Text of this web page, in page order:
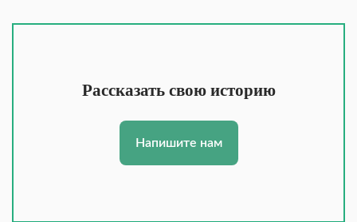
Рассказать свою историю
Напишите нам